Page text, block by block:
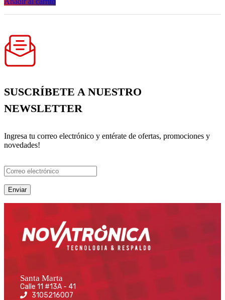
SUSCRÍBETE A NUESTRO
NEWSLETTER
Ingresa tu correo electrónico y entérate de ofertas, promociones y
novedades!
Santa Marta
Calle 11 #13A - 41
3105216007